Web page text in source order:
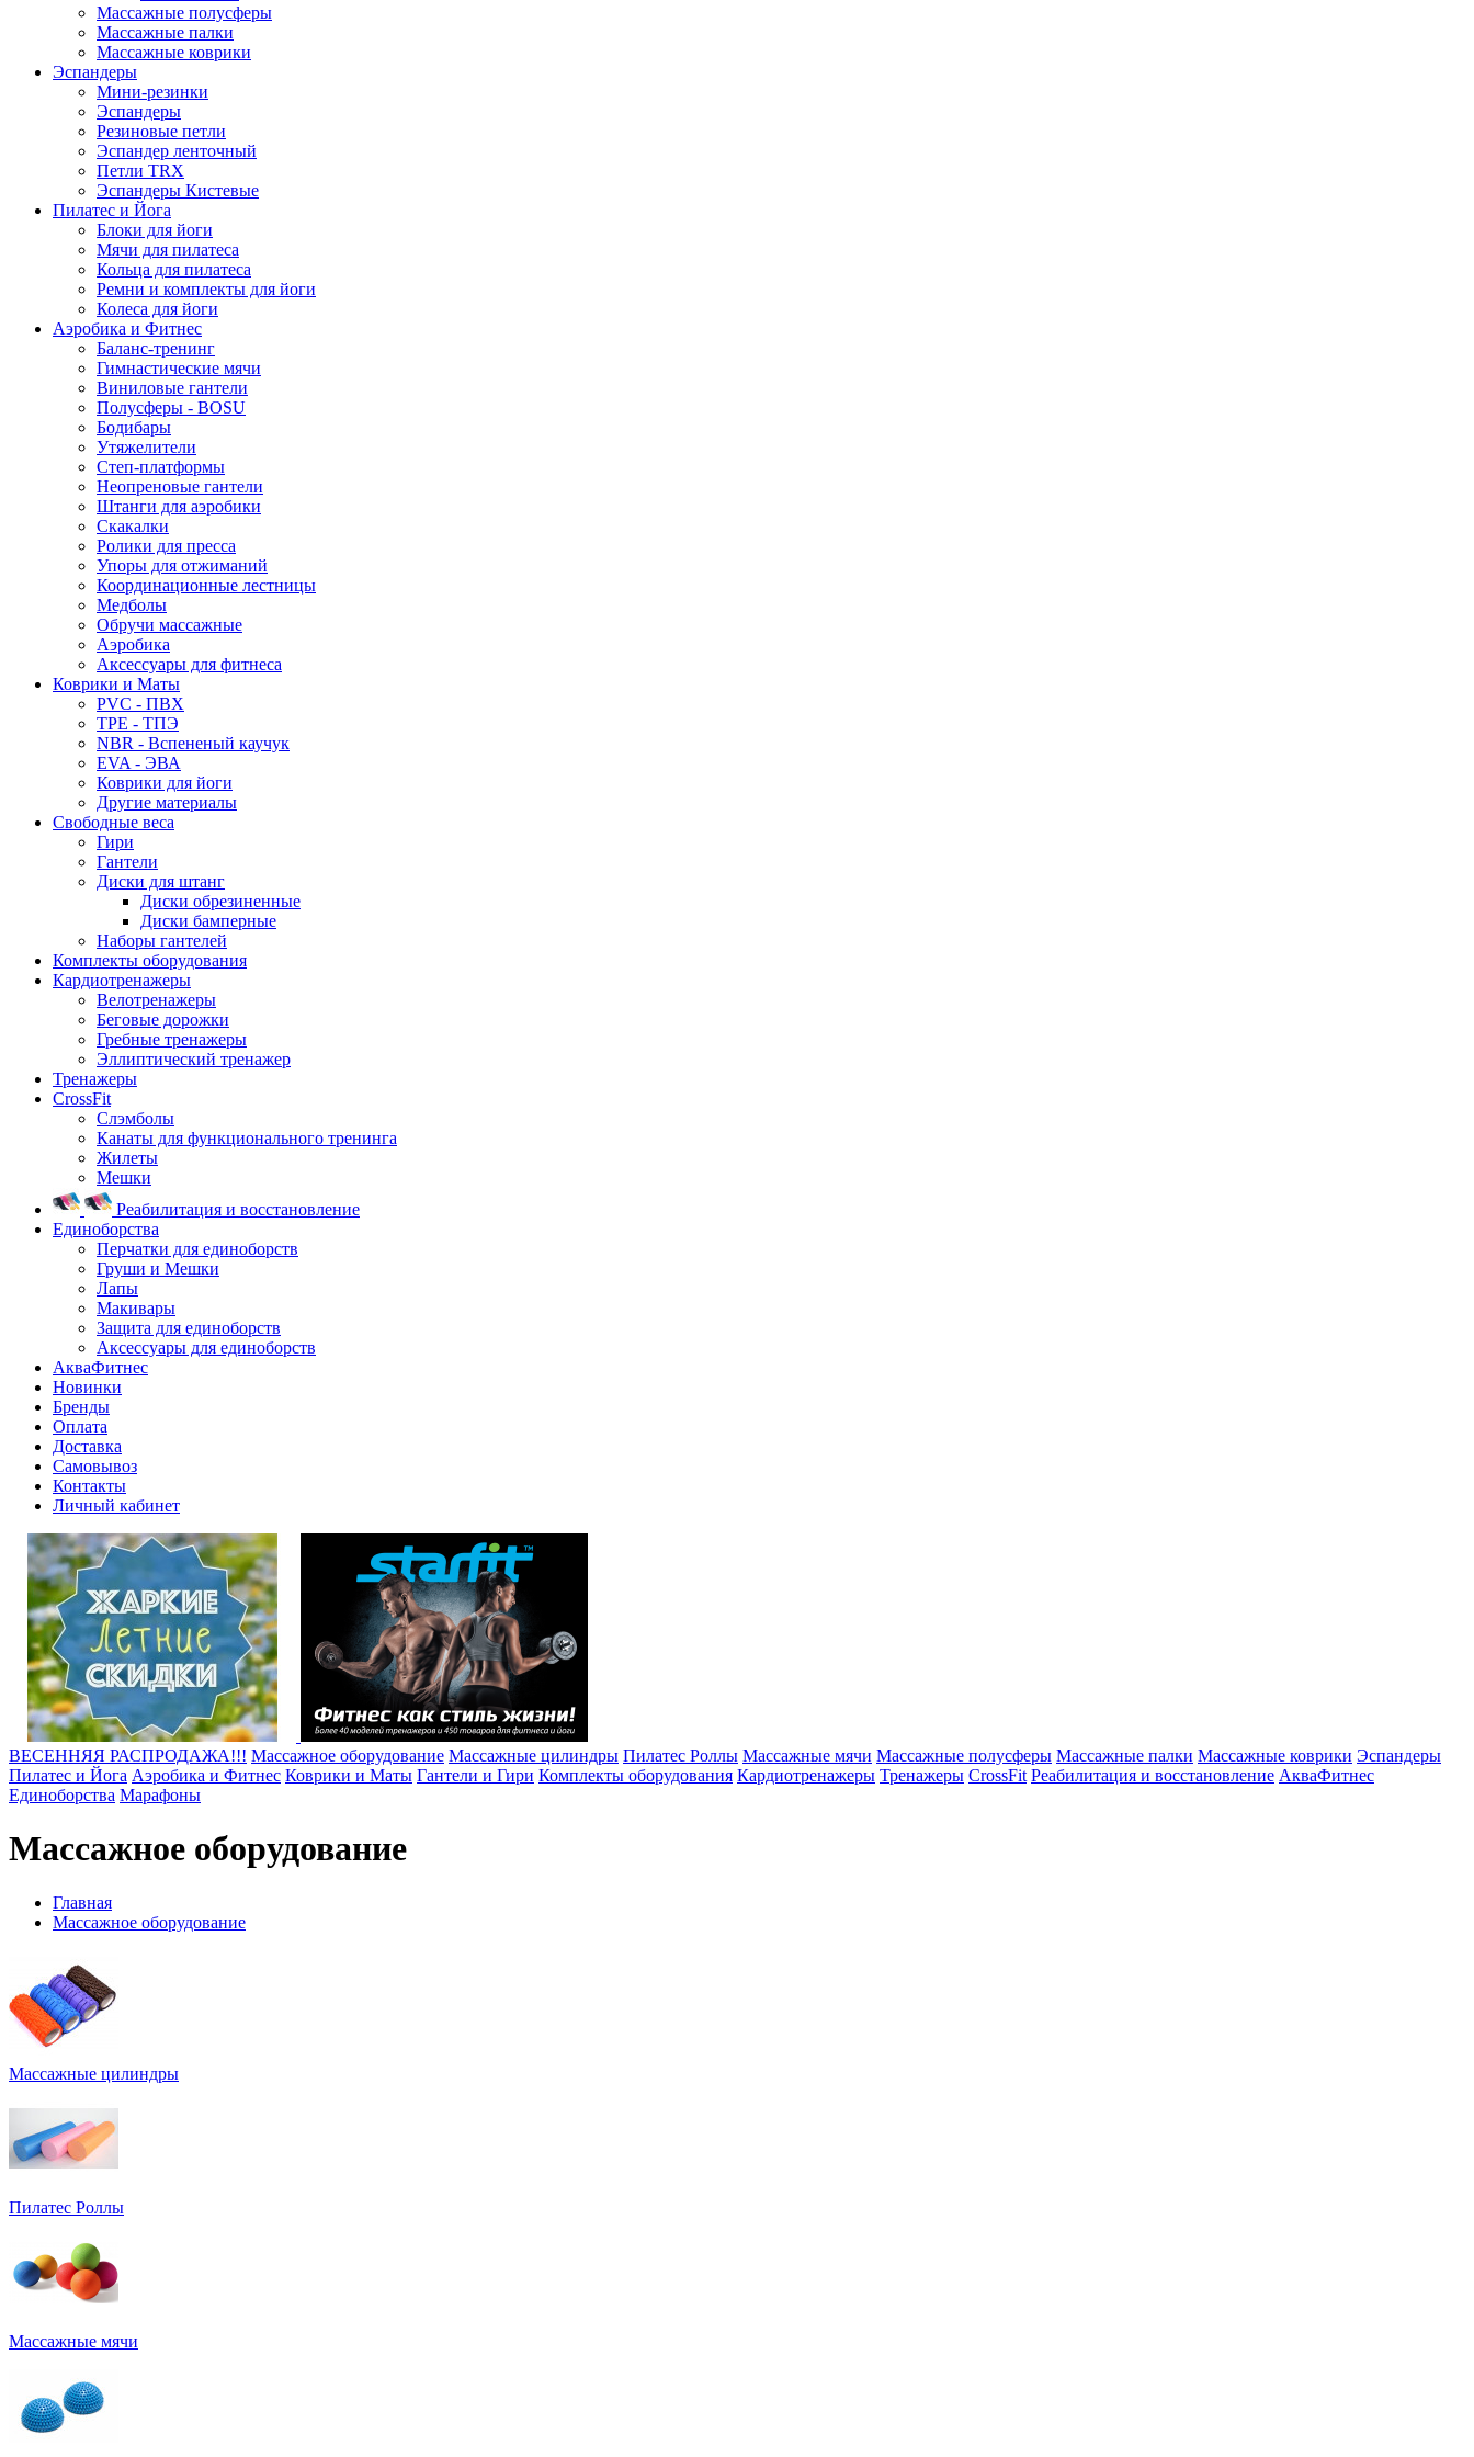
Массажные полусферы
Массажные палки
Массажные коврики
Эспандеры
Мини-резинки
Эспандеры
Резиновые петли
Эспандер ленточный
Петли TRX
Эспандеры Кистевые
Пилатес и Йога
Блоки для йоги
Мячи для пилатеса
Кольца для пилатеса
Ремни и комплекты для йоги
Колеса для йоги
Аэробика и Фитнес
Баланс-тренинг
Гимнастические мячи
Виниловые гантели
Полусферы - BOSU
Бодибары
Утяжелители
Степ-платформы
Неопреновые гантели
Штанги для аэробики
Скакалки
Ролики для пресса
Упоры для отжиманий
Координационные лестницы
Медболы
Обручи массажные
Аэробика
Аксессуары для фитнеса
Коврики и Маты
PVC - ПВХ
TPE - ТПЭ
NBR - Вспененый каучук
EVA - ЭВА
Коврики для йоги
Другие материалы
Свободные веса
Гири
Гантели
Диски для штанг
Диски обрезиненные
Диски бамперные
Наборы гантелей
Комплекты оборудования
Кардиотренажеры
Велотренажеры
Беговые дорожки
Гребные тренажеры
Эллиптический тренажер
Тренажеры
CrossFit
Слэмболы
Канаты для функционального тренинга
Жилеты
Мешки
Реабилитация и восстановление
Единоборства
Перчатки для единоборств
Груши и Мешки
Лапы
Макивары
Защита для единоборств
Аксессуары для единоборств
АкваФитнес
Новинки
Бренды
Оплата
Доставка
Самовывоз
Контакты
Личный кабинет
ВЕСЕННЯЯ РАСПРОДАЖА!!! Массажное оборудование Массажные цилиндры Пилатес Роллы Массажные мячи Массажные полусферы Массажные палки Массажные коврики Эспандеры
Пилатес и Йога Аэробика и Фитнес Коврики и Маты Гантели и Гири Комплекты оборудования Кардиотренажеры Тренажеры CrossFit Реабилитация и восстановление АкваФитнес
Единоборства Марафоны
Массажное оборудование
Главная
Массажное оборудование
Массажные цилиндры
Пилатес Роллы
Массажные мячи